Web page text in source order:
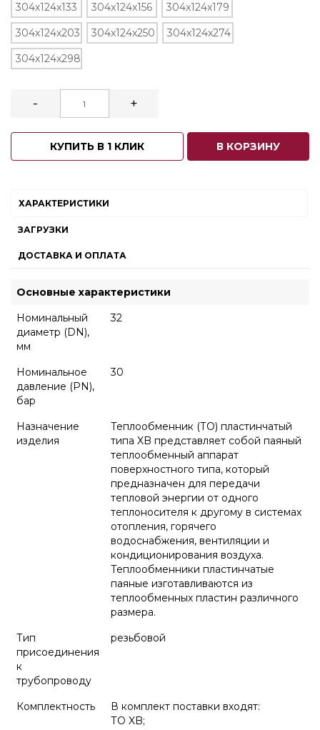
304x124x133
304x124x156
304x124x179
304x124x203
304x124x250
304x124x274
304x124x298
- +
КУПИТЬ В 1 КЛИК В КОРЗИНУ
ХАРАКТЕРИСТИКИ
ЗАГРУЗКИ
ДОСТАВКА И ОПЛАТА
Основные характеристики
Номинальный
диаметр (DN),
мм
32
Номинальное
давление (PN),
бар
30
Назначение
изделия
Теплообменник (ТО) пластинчатый
типа XB представляет собой паяный
теплообменный аппарат
поверхностного типа, который
предназначен для передачи
тепловой энергии от одного
теплоносителя к другому в системах
отопления, горячего
водоснабжения, вентиляции и
кондиционирования воздуха.
Теплообменники пластинчатые
паяные изготавливаются из
теплообменных пластин различного
размера.
Тип
присоединения
к
трубопроводу
резьбовой
Комплектность
В комплект поставки входят:
ТО XB;